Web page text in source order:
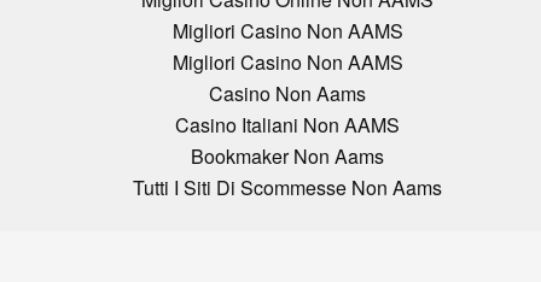
Migliori Casino Non AAMS
Migliori Casino Non AAMS
Casino Non Aams
Casino Italiani Non AAMS
Bookmaker Non Aams
Tutti I Siti Di Scommesse Non Aams